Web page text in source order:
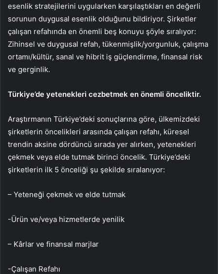
esenlik stratejilerini uygularken karşılaştıkları en değerli
sorunun duygusal esenlik olduğunu bildiriyor. Şirketler
çalışan refahında en önemli beş konuyu şöyle sıralıyor:
Zihinsel ve duygusal refah, tükenmişlik/yorgunluk, çalışma
ortamı/kültür, sanal ve hibrit iş güçlendirme, finansal risk
ve gerginlik.
Türkiye’de yetenekleri cezbetmek en önemli önceliktir.
Araştırmanın Türkiye’deki sonuçlarına göre, ülkemizdeki
şirketlerin öncelikleri arasında çalışan refahı, küresel
trendin aksine dördüncü sırada yer alırken, yetenekleri
çekmek veya elde tutmak birinci öncelik. Türkiye’deki
şirketlerin ilk 5 önceliği şu şekilde sıralanıyor:
– Yeteneği çekmek ve elde tutmak
-Ürün ve/veya hizmetlerde yenilik
– Kârlar ve finansal marjlar
-Çalışan Refahı